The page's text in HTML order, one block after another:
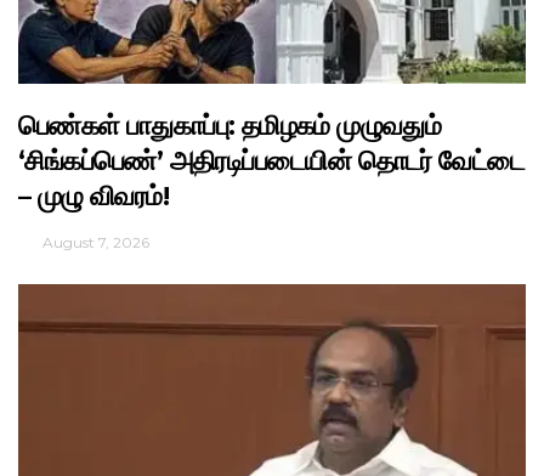
பெண்கள் பாதுகாப்பு: தமிழகம் முழுவதும்
‘சிங்கப்பெண்’ அதிரடிப்படையின் தொடர் வேட்டை
– முழு விவரம்!
August 7, 2026